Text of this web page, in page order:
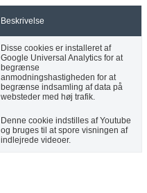
Beskrivelse
Disse cookies er installeret af
Google Universal Analytics for at
begrænse
anmodningshastigheden for at
begrænse indsamling af data på
websteder med høj trafik.
Denne cookie indstilles af Youtube
og bruges til at spore visningen af ​​
indlejrede videoer.